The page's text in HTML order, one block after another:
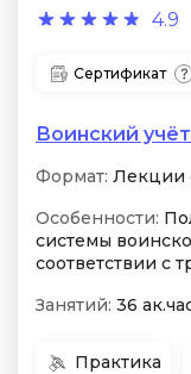
4.9
Сертификат
Воинский
Формат: Лекции
Особенности:
системы
соответствии с
Занятий: 36
Практика